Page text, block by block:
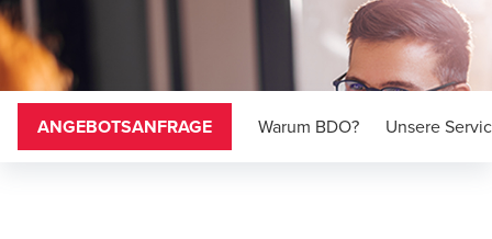
ANGEBOTSANFRAGE Warum BDO? Unsere